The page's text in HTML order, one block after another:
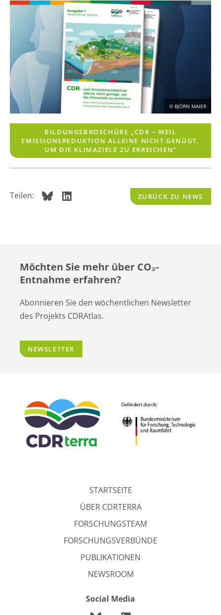
© BJÖRN MAIER
BILDUNGSBROSCHÜRE „CDR – WEIL
EMISSIONSREDUKTION ALLEINE NICHT GENÜGT,
UM DIE KLIMAZIELE ZU ERREICHEN“
Teilen: ZURÜCK ZU NEWS
STARTSEITE
ÜBER CDRTERRA
FORSCHUNGSTEAM
FORSCHUNGSVERBÜNDE
PUBLIKATIONEN
NEWSROOM
Social Media
Möchten Sie mehr über CO₂-
Entnahme erfahren?
Abonnieren Sie den wöchentlichen Newsletter
des Projekts CDRAtlas.
NEWSLETTER